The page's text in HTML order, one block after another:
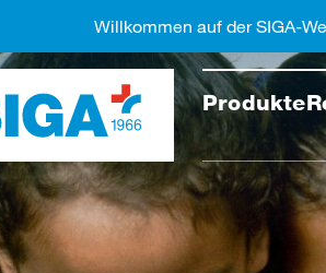
Diese
Produkte
Willkommen auf der SIGA-